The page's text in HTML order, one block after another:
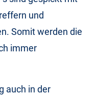
und
Somit werden die
immer
auch in der